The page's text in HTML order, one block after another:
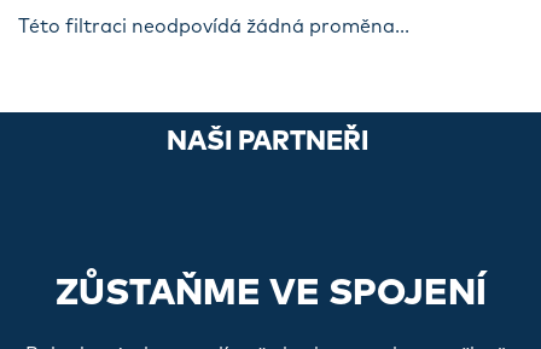
Této filtraci neodpovídá žádná proměna...
NAŠI PARTNEŘI
ZŮSTAŇME VE SPOJENÍ